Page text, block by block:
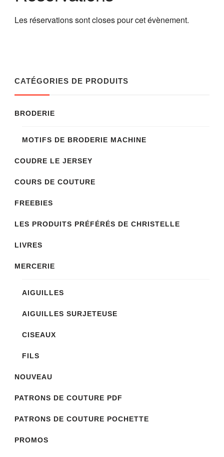
Les réservations sont closes pour cet évènement.
CATÉGORIES DE PRODUITS
BRODERIE
MOTIFS DE BRODERIE MACHINE
COUDRE LE JERSEY
COURS DE COUTURE
FREEBIES
LES PRODUITS PRÉFÉRÉS DE CHRISTELLE
LIVRES
MERCERIE
AIGUILLES
AIGUILLES SURJETEUSE
CISEAUX
FILS
NOUVEAU
PATRONS DE COUTURE PDF
PATRONS DE COUTURE POCHETTE
PROMOS